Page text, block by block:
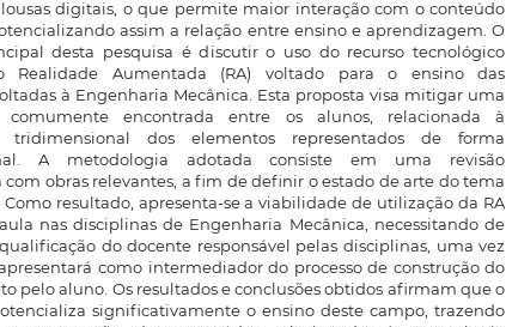
digitais, o que permite maior interação com o conteúdo
assim a relação entre ensino e aprendizagem. O
desta pesquisa é discutir o uso do recurso tecnológico
Realidade Aumentada (RA) voltado para o ensino das
à Engenharia Mecânica. Esta proposta visa mitigar uma
comumente encontrada entre os alunos, relacionada à
tridimensional dos elementos representados de forma
A metodologia adotada consiste em uma revisão
obras relevantes, a fim de definir o estado de arte do tema
resultado, apresenta-se a viabilidade de utilização da RA
nas disciplinas de Engenharia Mecânica, necessitando de
do docente responsável pelas disciplinas, uma vez
como intermediador do processo de construção do
pelo aluno. Os resultados e conclusões obtidos afirmam que o
significativamente o ensino deste campo, trazendo